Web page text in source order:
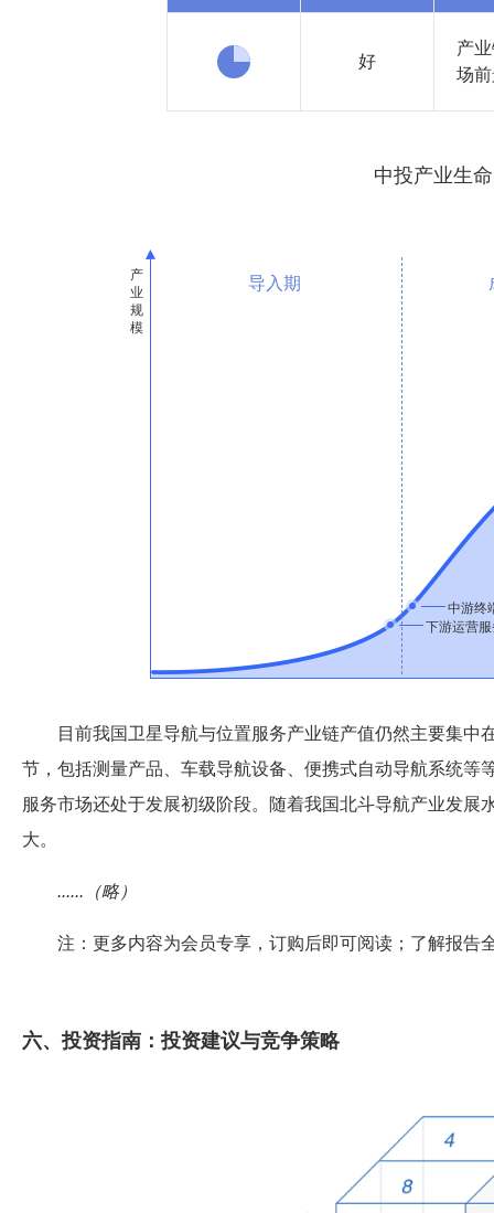
好
产
场
中投产业生
下游运营
中游终
导入期
目前我国卫星导航与位置服务产业链产值仍然主要集
节，包括测量产品、车载导航设备、便携式自动导航系统
服务市场还处于发展初级阶段。随着我国北斗导航产业发
大。
......（略）
注：更多内容为会员专享，订购后即可阅读；了解报告
六、投资指南：投资建议与竞争策略